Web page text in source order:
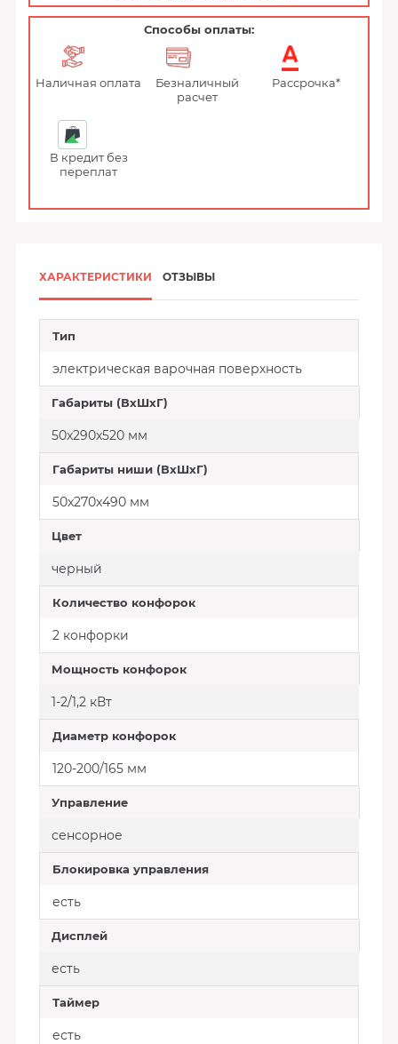
Способы оплаты:
Наличная оплата
Безналичный
расчет
Рассрочка*
В кредит без
переплат
ХАРАКТЕРИСТИКИ ОТЗЫВЫ
Тип
электрическая варочная поверхность
Габариты (ВхШхГ)
50x290x520 мм
Габариты ниши (ВхШхГ)
50x270x490 мм
Цвет
черный
Количество конфорок
2 конфорки
Мощность конфорок
1-2/1,2 кВт
Диаметр конфорок
120-200/165 мм
Управление
сенсорное
Блокировка управления
есть
Дисплей
есть
Таймер
есть